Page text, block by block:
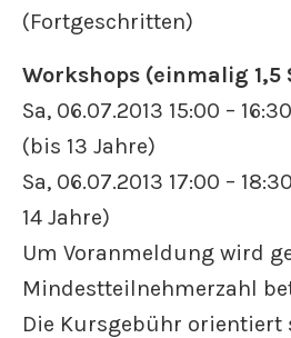
(Fortgeschritten)
Workshops (einmalig 1,5
Sa, 06.07.2013 15:00 –
(bis 13 Jahre)
Sa, 06.07.2013 17:00 –
14 Jahre)
Um Voranmeldung wird
Mindestteilnehmerzahl
Die Kursgebühr orientiert